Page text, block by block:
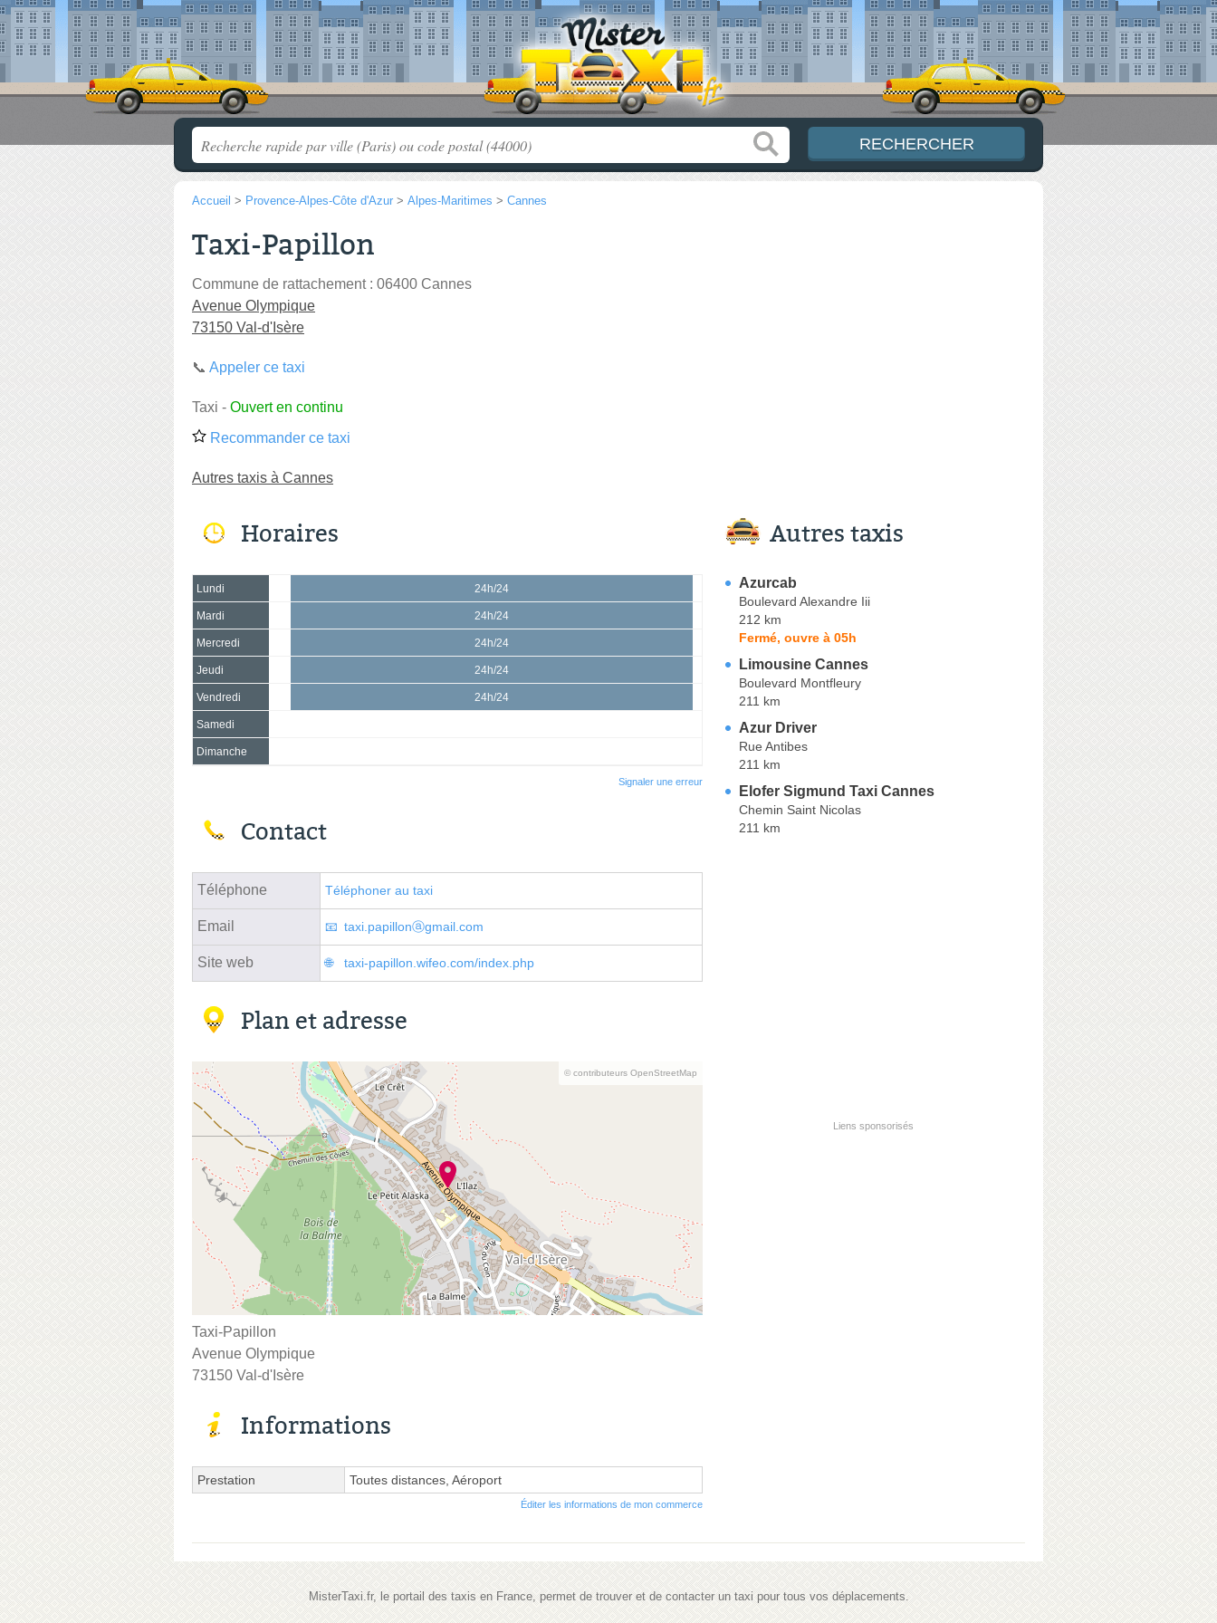
Accueil > Provence-Alpes-Côte d'Azur > Alpes-Maritimes > Cannes
Taxi-Papillon
Commune de rattachement : 06400 Cannes
Avenue Olympique
73150 Val-d'Isère
📞 Appeler ce taxi
Taxi - Ouvert en continu
Recommander ce taxi
Autres taxis à Cannes
Horaires
Lundi 24h/24
Mardi 24h/24
Mercredi 24h/24
Jeudi 24h/24
Vendredi 24h/24
Samedi
Dimanche
Signaler une erreur
Contact
Téléphone Téléphoner au taxi
Email taxi.papillonⓐgmail.com
Site web taxi-papillon.wifeo.com/index.php
Plan et adresse
© contributeurs OpenStreetMap
Taxi-Papillon
Avenue Olympique
73150 Val-d'Isère
Informations
Prestation Toutes distances, Aéroport
Éditer les informations de mon commerce
Autres taxis
Azurcab
Boulevard Alexandre Iii
212 km
Fermé, ouvre à 05h
Limousine Cannes
Boulevard Montfleury
211 km
Azur Driver
Rue Antibes
211 km
Elofer Sigmund Taxi Cannes
Chemin Saint Nicolas
211 km
MisterTaxi.fr, le portail des taxis en France, permet de trouver et de contacter un taxi pour tous vos déplacements.